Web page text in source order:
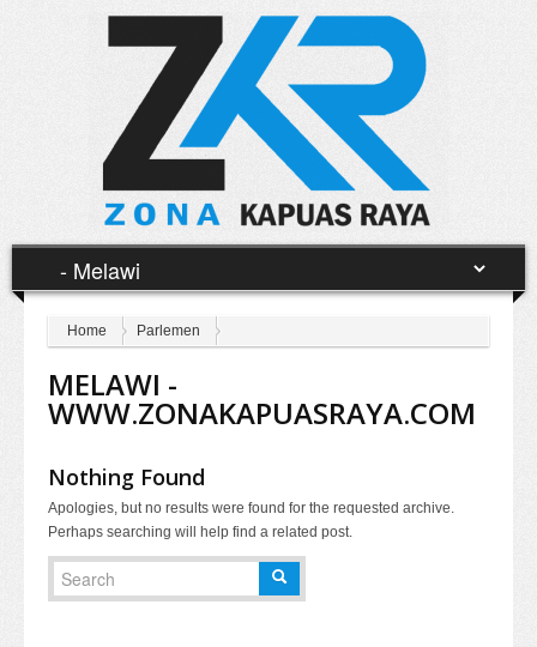
Home Parlemen
MELAWI -
WWW.ZONAKAPUASRAYA.COM
Nothing Found
Apologies, but no results were found for the requested archive.
Perhaps searching will help find a related post.